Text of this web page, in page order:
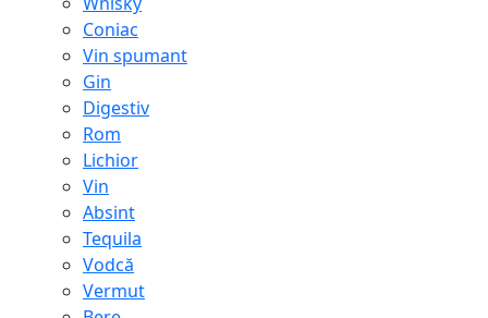
Coniac
Vin spumant
Gin
Digestiv
Rom
Lichior
Vin
Absint
Tequila
Vodcă
Vermut